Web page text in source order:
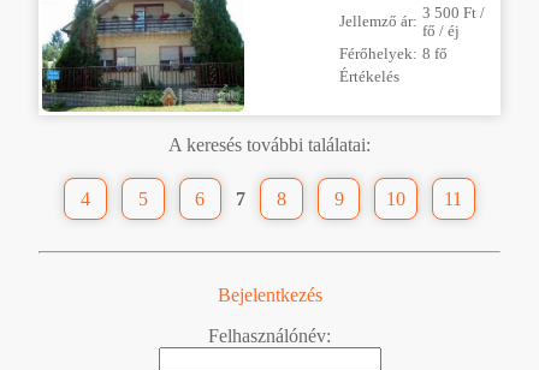
Jellemző ár: 3 500 Ft /
fő / éj
Férőhelyek: 8 fő
Értékelés
A keresés további találatai:
4 5 6 7 8 9 10 11
Bejelentkezés
Felhasználónév: